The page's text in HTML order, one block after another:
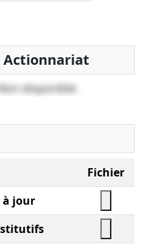
Actionnariat
disponible
Fichier
à jour